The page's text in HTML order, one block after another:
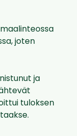
joten
ja
tuloksen